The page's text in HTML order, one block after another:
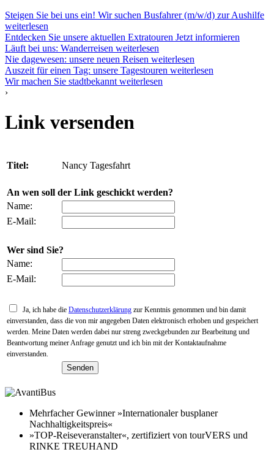
Steigen Sie bei uns ein! Wir suchen Busfahrer (m/w/d) zur Aushilfe
weiterlesen
Entdecken Sie unsere aktuellen Extratouren Jetzt informieren
Läuft bei uns: Wanderreisen weiterlesen
Nie dagewesen: unsere neuen Reisen weiterlesen
Auszeit für einen Tag: unsere Tagestouren weiterlesen
Wir machen Sie stadtbekannt weiterlesen
›
Link versenden
Titel: Nancy Tagesfahrt
An wen soll der Link geschickt werden?
Name:
E-Mail:
Wer sind Sie?
Name:
E-Mail:
Ja, ich habe die Datenschutzerklärung zur Kenntnis genommen und bin damit
einverstanden, dass die von mir angegeben Daten elektronisch erhoben und gespeichert
werden. Meine Daten werden dabei nur streng zweckgebunden zur Bearbeitung und
Beantwortung meiner Anfrage genutzt und ich bin mit der Kontaktaufnahme
einverstanden.
Mehrfacher Gewinner »Internationaler busplaner
Nachhaltigkeitspreis«
»TOP-Reiseveranstalter«, zertifiziert von tourVERS und
RINKE TREUHAND